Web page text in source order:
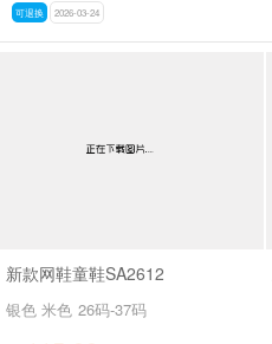
可退换 2026-03-24
新款网鞋童鞋SA2612
银色 米色 26码-37码